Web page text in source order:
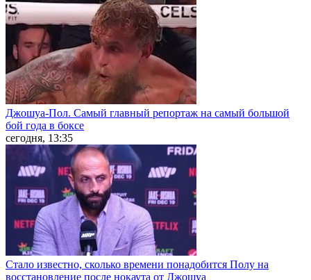
Джошуа-Пол. Самый главный репортаж на самый большой
бой года в боксе
сегодня, 13:35
Стало известно, сколько времени понадобится Полу на
восстановление после нокаута от Джошуа